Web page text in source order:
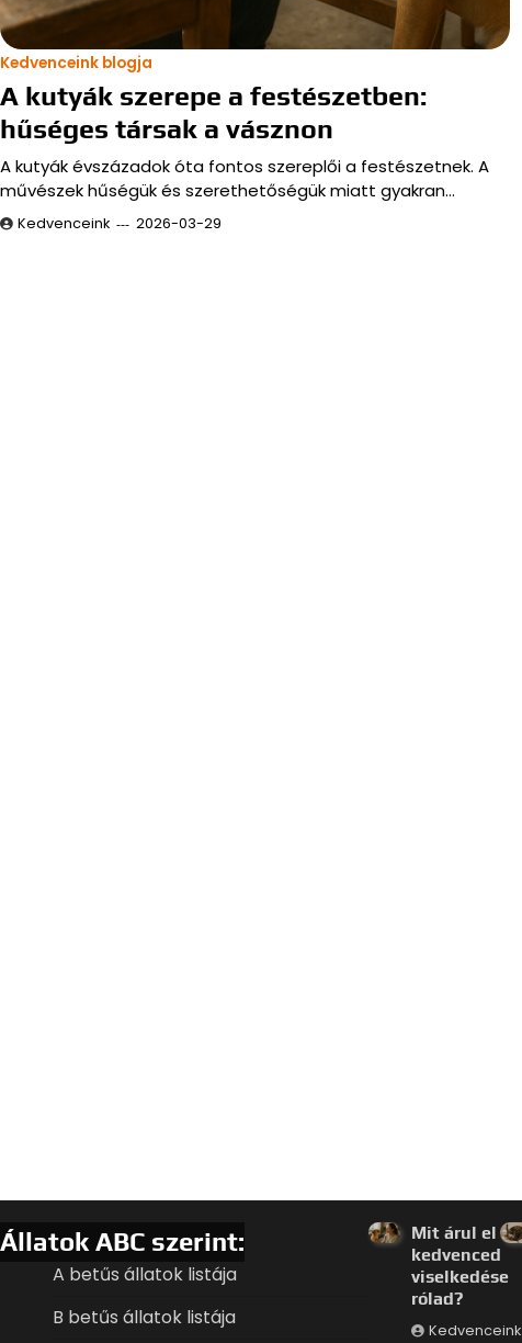
Kedvenceink blogja
A kutyák szerepe a festészetben:
hűséges társak a vásznon
A kutyák évszázadok óta fontos szereplői a festészetnek. A
művészek hűségük és szerethetőségük miatt gyakran…
Kedvenceink 2026-03-29
Állatok ABC szerint:
A betűs állatok listája
B betűs állatok listája
Mit árul el a
kedvenced
viselkedése
rólad?
Kedvenceink